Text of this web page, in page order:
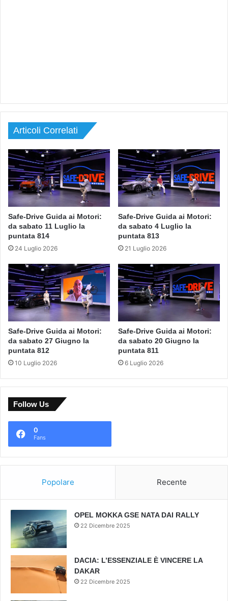
Articoli Correlati
Safe-Drive Guida ai Motori:
da sabato 11 Luglio la
puntata 814
24 Luglio 2026
Safe-Drive Guida ai Motori:
da sabato 4 Luglio la
puntata 813
21 Luglio 2026
Safe-Drive Guida ai Motori:
da sabato 27 Giugno la
puntata 812
10 Luglio 2026
Safe-Drive Guida ai Motori:
da sabato 20 Giugno la
puntata 811
6 Luglio 2026
Follow Us
0
Fans
Popolare Recente
OPEL MOKKA GSE NATA DAI RALLY
22 Dicembre 2025
DACIA: L’ESSENZIALE È VINCERE LA
DAKAR
22 Dicembre 2025